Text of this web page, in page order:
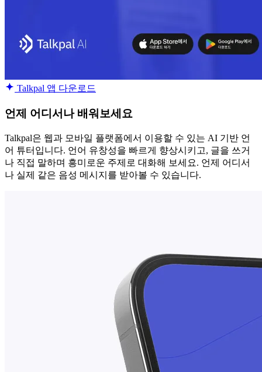
Talkpal 앱 다운로드
언제 어디서나 배워보세요
Talkpal은 웹과 모바일 플랫폼에서 이용할 수 있는 AI 기반 언
어 튜터입니다. 언어 유창성을 빠르게 향상시키고, 글을 쓰거
나 직접 말하며 흥미로운 주제로 대화해 보세요. 언제 어디서
나 실제 같은 음성 메시지를 받아볼 수 있습니다.